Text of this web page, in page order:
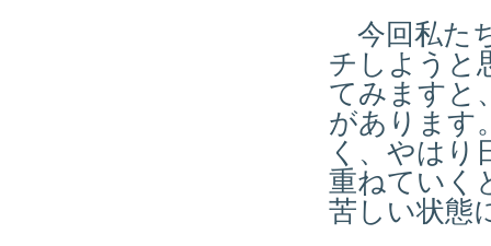
今回私た
チしようと
てみますと
があります
く、やはり
重ねていく
苦しい状態